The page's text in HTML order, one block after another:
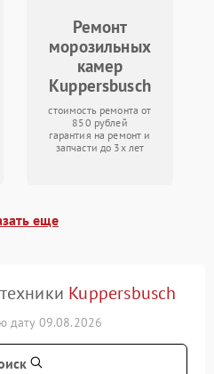
Ремонт
морозильных
камер
Kuppersbusch
стоимость ремонта от
850 рублей
гарантия на ремонт и
запчасти до 3х лет
еще
Kuppersbusch
дату 09.08.2026